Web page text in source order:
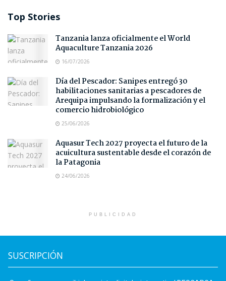
Top Stories
Tanzania lanza oficialmente el World
Aquaculture Tanzania 2026
16/07/2026
Día del Pescador: Sanipes entregó 30
habilitaciones sanitarias a pescadores de
Arequipa impulsando la formalización y el
comercio hidrobiológico
25/06/2026
Aquasur Tech 2027 proyecta el futuro de la
acuicultura sustentable desde el corazón de
la Patagonia
24/06/2026
PUBLICIDAD
SUSCRIPCIÓN